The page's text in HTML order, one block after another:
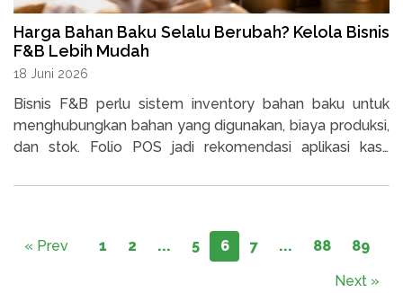
Harga Bahan Baku Selalu Berubah? Kelola Bisnis
F&B Lebih Mudah
18 Juni 2026
Bisnis F&B perlu sistem inventory bahan baku untuk
menghubungkan bahan yang digunakan, biaya produksi,
dan stok. Folio POS jadi rekomendasi aplikasi kasir
« Prev 1 2 ... 5 6 7 ... 88 89
Next »